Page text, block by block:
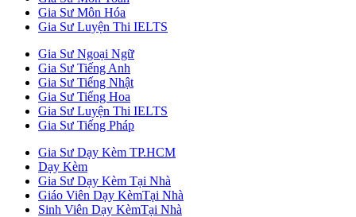
Gia Sư Môn Hóa
Gia Sư Luyện Thi IELTS
Gia Sư Ngoại Ngữ
Gia Sư Tiếng Anh
Gia Sư Tiếng Nhật
Gia Sư Tiếng Hoa
Gia Sư Luyện Thi IELTS
Gia Sư Tiếng Pháp
Gia Sư Dạy Kèm TP.HCM
Dạy Kèm
Gia Sư Dạy Kèm Tại Nhà
Giáo Viên Dạy KèmTại Nhà
Sinh Viên Dạy KèmTại Nhà